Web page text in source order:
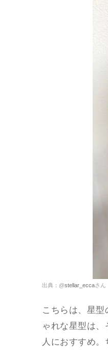
出典：@stellar_eccaさん
こちらは、星
ゃれな星型は
人におすすめ。